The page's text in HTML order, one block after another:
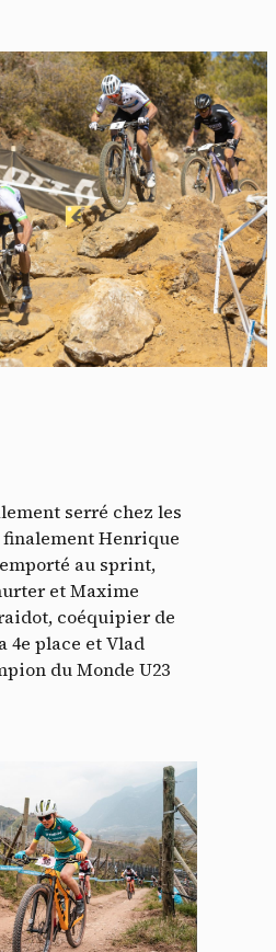
serré chez les
finalement Henrique
au sprint,
et Maxime
coéquipier de
4e place et Vlad
du Monde U23